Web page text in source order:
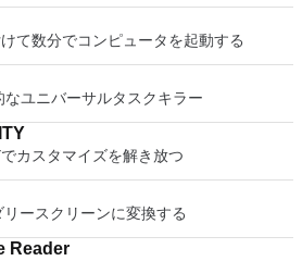
て数分でコンピュータを起動する
ユニバーサルタスクキラー
カスタマイズを解き放つ
ースクリーンに変換する
Reader